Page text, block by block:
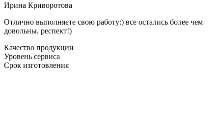
Ирина Криворотова
Отлично выполняете свою работу:) все остались более чем
довольны, респект!)
Качество продукции
Уровень сервиса
Срок изготовления